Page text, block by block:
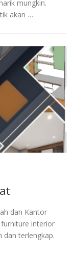
mungkin.
akan …
dan Kantor
interior
dan terlengkap.